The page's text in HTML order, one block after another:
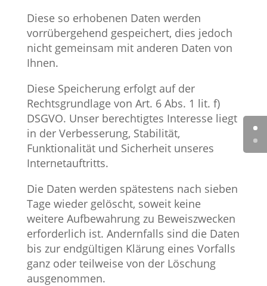
Diese so erhobenen Daten werden
vorrübergehend gespeichert, dies jedoch
nicht gemeinsam mit anderen Daten von
Ihnen.
Diese Speicherung erfolgt auf der
Rechtsgrundlage von Art. 6 Abs. 1 lit. f)
DSGVO. Unser berechtigtes Interesse liegt
in der Verbesserung, Stabilität,
Funktionalität und Sicherheit unseres
Internetauftritts.
Die Daten werden spätestens nach sieben
Tage wieder gelöscht, soweit keine
weitere Aufbewahrung zu Beweiszwecken
erforderlich ist. Andernfalls sind die Daten
bis zur endgültigen Klärung eines Vorfalls
ganz oder teilweise von der Löschung
ausgenommen.